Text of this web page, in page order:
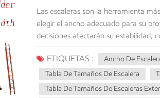
Las escaleras son la herramienta
elegir el ancho adecuado para su
decisiones afectarán su estabilidad,
ofreceremos una descripción
del ancho adecuado para su
ancho de escalera para diferentes
cubre un factor crítico regulado por
ETIQUETAS : Ancho De
Tabla De Tamaños De Escalera
Tabla De Tamaños De Escaleras